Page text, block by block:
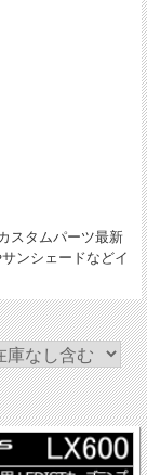
スタムパーツ最新
ンシェードなどイ